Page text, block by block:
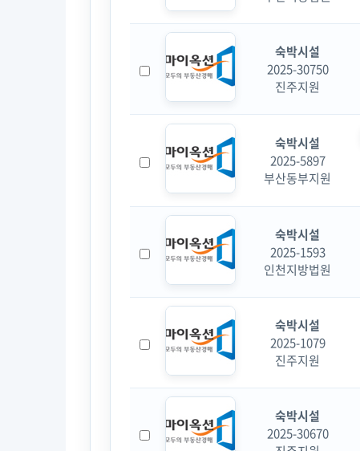
숙박시설
2025-30750
진주지원
숙박시설
2025-5897
부산동부지원
숙박시설
2025-1593
인천지방법원
숙박시설
2025-1079
진주지원
숙박시설
2025-30670